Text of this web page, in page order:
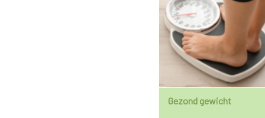
Gezond gewicht